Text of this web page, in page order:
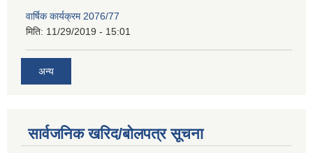
वार्षिक कार्यक्रम 2076/77
मिति: 11/29/2019 - 15:01
अन्य
सार्वजनिक खरिद/बोलपत्र सूचना